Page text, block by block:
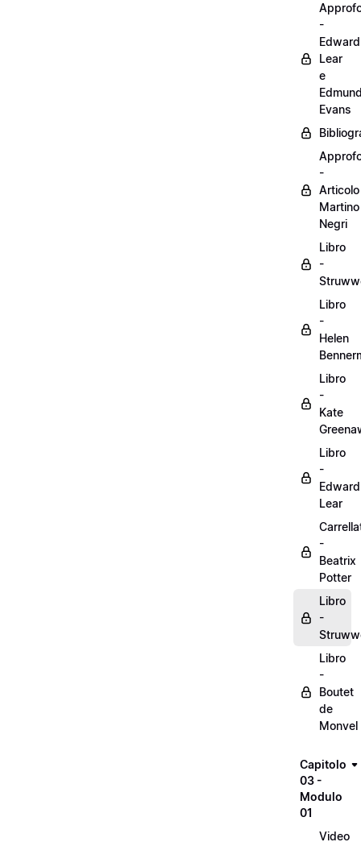
-
Edward
Lear
e
Evans
-
Articolo
Martino
Negri
Libro
-
Libro
-
Helen
Libro
-
Kate
Libro
-
Edward
Lear
-
Beatrix
Potter
Libro
-
Libro
-
Boutet
de
Monvel
Capitolo
03 -
Modulo
01
Video